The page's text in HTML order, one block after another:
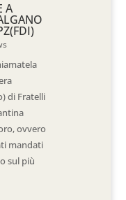
A
di Fratelli
ovvero
mandati
sul più